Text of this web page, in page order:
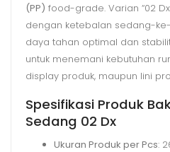
(PP) food-grade. Varian “02
dengan ketebalan sedang-
daya tahan optimal dan
untuk menemani kebutuhan
display produk, maupun lini
Spesifikasi Produk
Sedang 02 Dx
Ukuran Produk per Pcs: